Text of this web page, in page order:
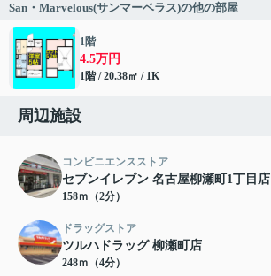
San・Marvelous(サンマーベラス)の他の部屋
1階
4.5万円
1階 / 20.38㎡ / 1K
周辺施設
コンビニエンスストア
セブンイレブン 名古屋柳瀬町1丁目店
158ｍ（2分）
ドラッグストア
ツルハドラッグ 柳瀬町店
248ｍ（4分）